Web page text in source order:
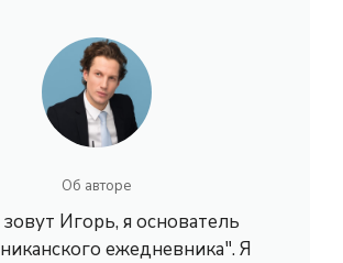
Об авторе
Игорь, я основатель
ежедневника". Я